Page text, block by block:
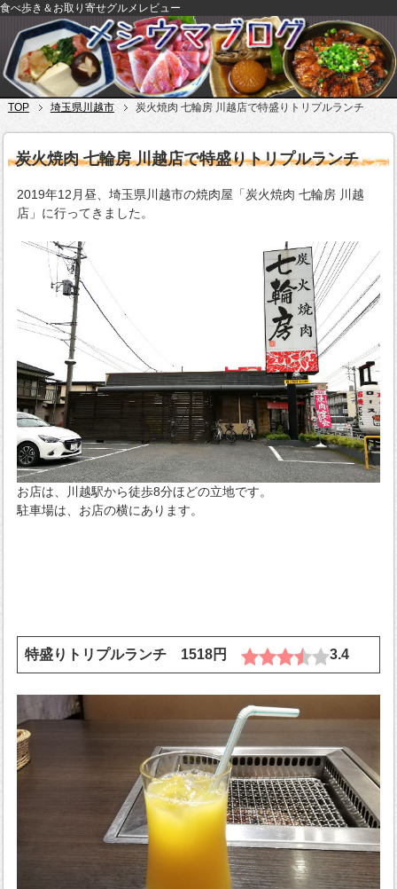
食べ歩き＆お取り寄せグルメレビュー
TOP 埼玉県川越市 炭火焼肉 七輪房 川越店で特盛りトリプルランチ
炭火焼肉 七輪房 川越店で特盛りトリプルランチ
2019年12月昼、埼玉県川越市の焼肉屋「炭火焼肉 七輪房 川越
店」に行ってきました。
お店は、川越駅から徒歩8分ほどの立地です。
駐車場は、お店の横にあります。
特盛りトリプルランチ 1518円 3.4